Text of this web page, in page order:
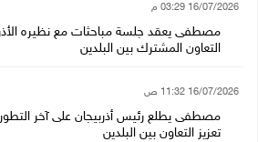
16/07/2026 03:29 م
مصطفى يعقد جلسة مباحثات مع نظيره
التعاون المشترك بين البلدين
16/07/2026 11:32 ص
مصطفى يطلع رئيس أذربيجان على آخر
تعزيز التعاون بين البلدين